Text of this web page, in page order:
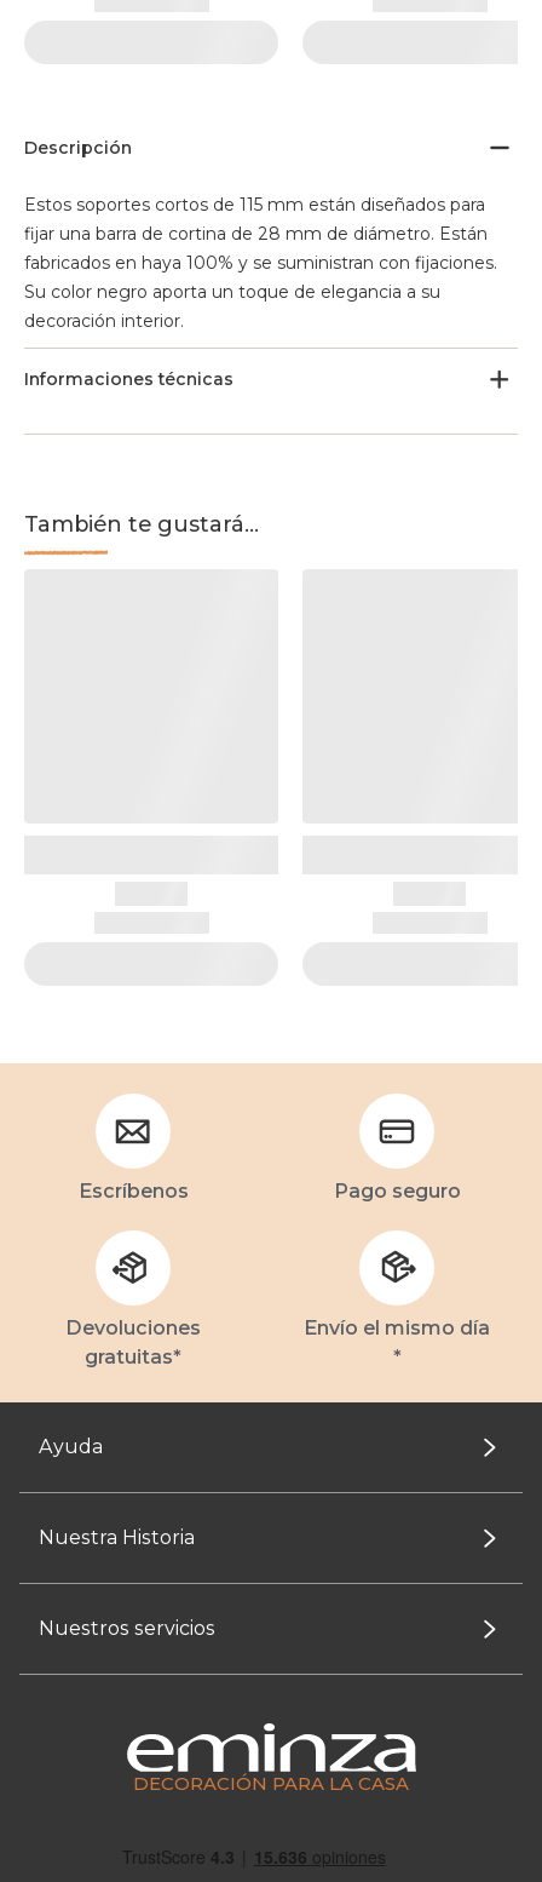
Descripción
Estos soportes cortos de 115 mm están diseñados para
fijar una barra de cortina de 28 mm de diámetro. Están
fabricados en haya 100% y se suministran con fijaciones.
Su color negro aporta un toque de elegancia a su
decoración interior.
Informaciones técnicas
También te gustará...
Escríbenos Pago seguro
Devoluciones
gratuitas*
Envío el mismo día
*
Ayuda
Nuestra Historia
Nuestros servicios
DECORACIÓN PARA LA CASA